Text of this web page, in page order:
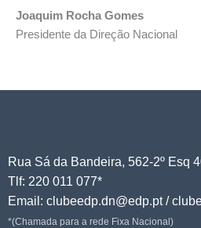
Joaquim Rocha Gomes
Presidente da Direção Nacional
Rua Sá da Bandeira, 562-2º Esq
Tlf: 220 011 077*
Email: clubeedp.dn@edp.pt /
*(Chamada para a rede Fixa Nacional)